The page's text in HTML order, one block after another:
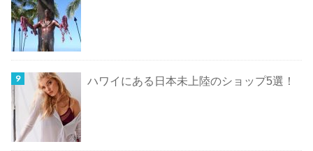
ハワイにある日本未上陸のショップ5選！